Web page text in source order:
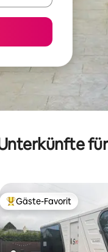
Beliebter Gäste-Favorit.
Gäste-Favorit